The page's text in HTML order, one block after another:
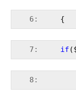
   6:
     {
   7:
if
   8: